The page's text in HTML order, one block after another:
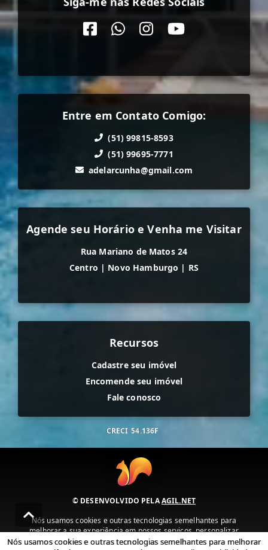
Entre em Contato Comigo:
(51) 99815-8593
(51) 99695-7771
adelarcunha@gmail.com
Agende seu Horário e Venha me Visitar
Rua Mariano de Matos 24
Centro | Novo Hamburgo | RS
Recursos
Cadastre seu imóvel
Encomende seu imóvel
Fale conosco
CRECI 54.136F
© DESENVOLVIDO PELAAGIL.NET
Nós usamos cookies e outras tecnologias semelhantes para
melhorar a sua experiência em nossos serviços, personalizar
publicidade e recomendar conteúdo de seu interesse. Ao utilizar
Nós usamos cookies e outras tecnologias semelhantes para melhorar